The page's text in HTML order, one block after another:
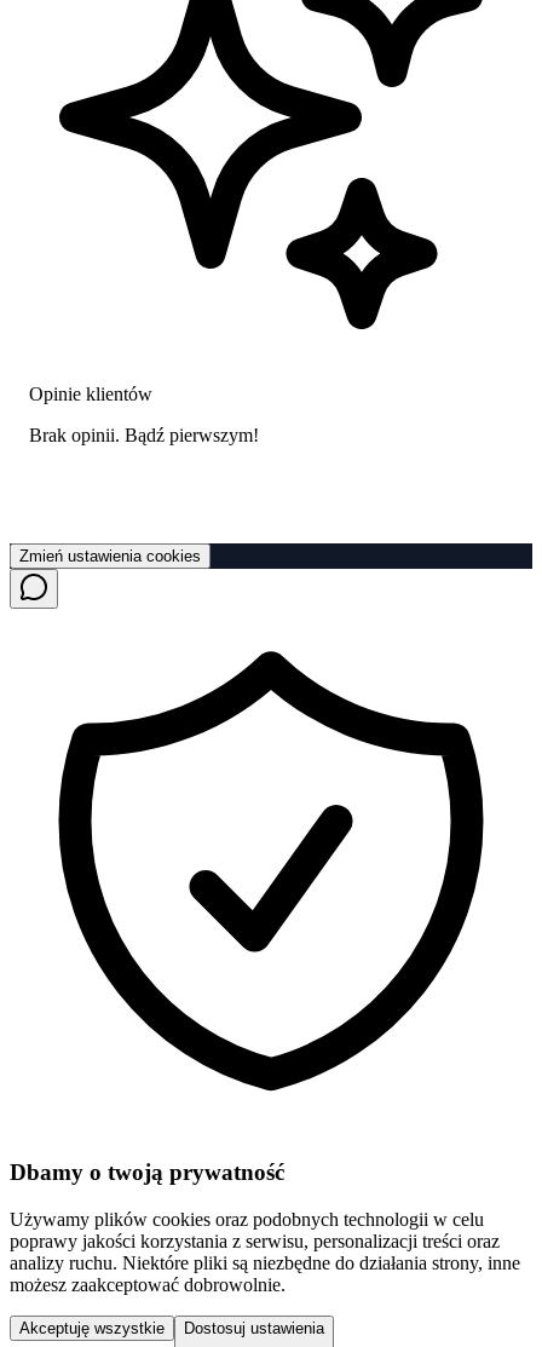
Opinie klientów
Brak opinii. Bądź pierwszym!
Zmień ustawienia cookies
Dbamy o twoją prywatność
Używamy plików cookies oraz podobnych technologii w celu
poprawy jakości korzystania z serwisu, personalizacji treści oraz
analizy ruchu. Niektóre pliki są niezbędne do działania strony, inne
możesz zaakceptować dobrowolnie.
Akceptuję wszystkie Dostosuj ustawienia